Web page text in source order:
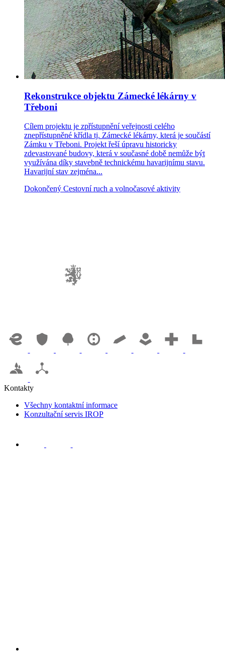
Rekonstrukce objektu Zámecké lékárny v
Třeboni
Cílem projektu je zpřístupnění veřejnosti celého
znepřístupněné křídla tj. Zámecké lékárny, která je součástí
Zámku v Třeboni. Projekt řeší úpravu historicky
zdevastované budovy, která v současné době nemůže být
využívána díky stavebně technickému havarijnímu stavu.
Havarijní stav zejména...
Dokončený Cestovní ruch a volnočasové aktivity
Kontakty
Všechny kontaktní informace
Konzultační servis IROP